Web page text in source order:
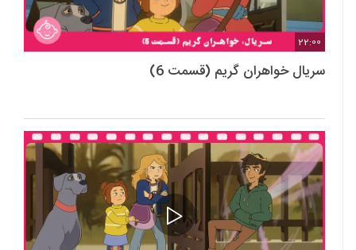
22:00
سریال خواهران گریم (قسمت 6)